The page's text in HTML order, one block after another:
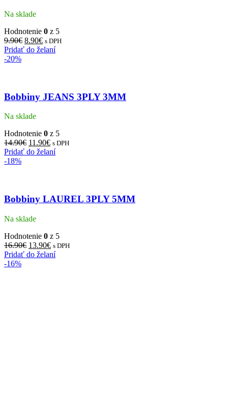
Na sklade
Hodnotenie 0 z 5
9.90€ 8.90€ s DPH
Pridať do želaní
-20%
Bobbiny JEANS 3PLY 3MM
Na sklade
Hodnotenie 0 z 5
14.90€ 11.90€ s DPH
Pridať do želaní
-18%
Bobbiny LAUREL 3PLY 5MM
Na sklade
Hodnotenie 0 z 5
16.90€ 13.90€ s DPH
Pridať do želaní
-16%